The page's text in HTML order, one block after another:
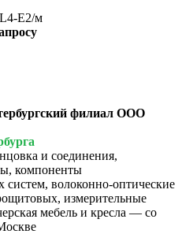
E2/м
филиал ООО
и соединения,
компоненты
систем, волоконно-оптические
измерительные
мебель и кресла — со